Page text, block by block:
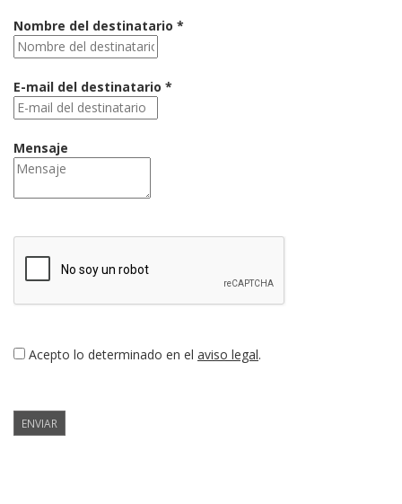
Nombre del destinatario *
E-mail del destinatario *
Mensaje
Acepto lo determinado en el aviso legal.
ENVIAR